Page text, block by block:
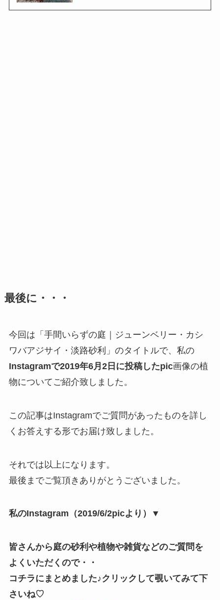
最後に・・・
今回は「手間いらずの庭｜ジューンベリー・カシ
ワバアジサイ・淡路砂利」のタイトルで、私の
Instagramで2019年6月2日に投稿したpic画像の植
物についてご紹介致しました。
この記事はInstagramでご質問があったものを詳し
くお答えする形でお届け致しました。
それでは以上になります。
最後までご覧頂きありがとうございました。
私のInstagram（2019/6/2picより）▼
皆さんから庭の砂利や植物や雑貨などのご質問を
よくいただくので・・
コチラにまとめました♪クリックして覗いてみて下
さいね♡